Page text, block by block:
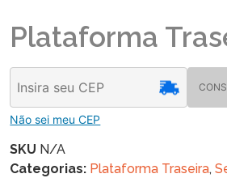
Plataforma
Não sei meu CEP
SKU N/A
Categorias: Plataforma Traseira,